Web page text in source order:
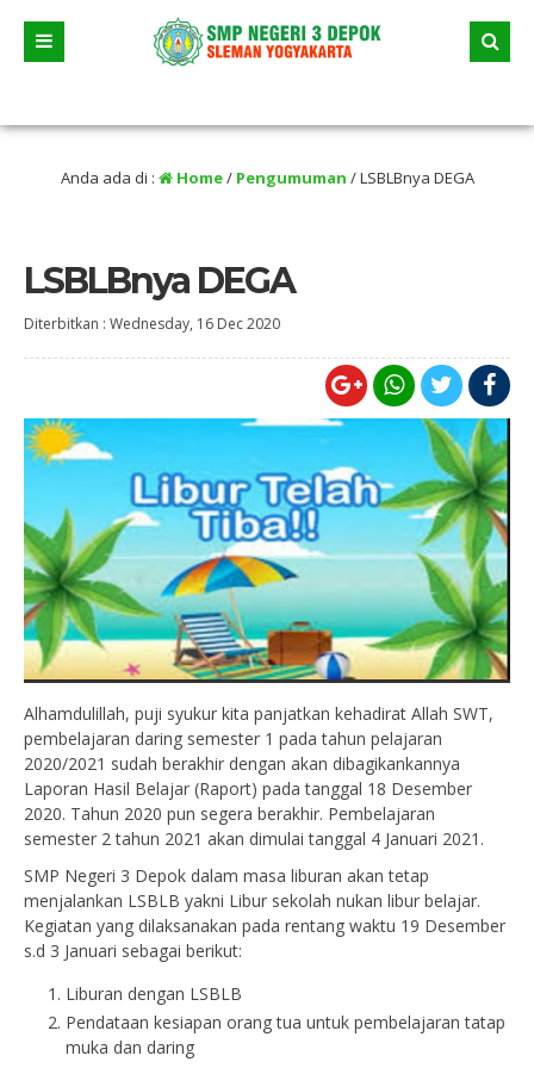
Anda ada di : Home/ Pengumuman /LSBLBnya DEGA
LSBLBnya DEGA
Diterbitkan : Wednesday, 16 Dec 2020
Alhamdulillah, puji syukur kita panjatkan kehadirat Allah SWT,
pembelajaran daring semester 1 pada tahun pelajaran
2020/2021 sudah berakhir dengan akan dibagikankannya
Laporan Hasil Belajar (Raport) pada tanggal 18 Desember
2020. Tahun 2020 pun segera berakhir. Pembelajaran
semester 2 tahun 2021 akan dimulai tanggal 4 Januari 2021.
SMP Negeri 3 Depok dalam masa liburan akan tetap
menjalankan LSBLB yakni Libur sekolah nukan libur belajar.
Kegiatan yang dilaksanakan pada rentang waktu 19 Desember
s.d 3 Januari sebagai berikut:
Liburan dengan LSBLB
Pendataan kesiapan orang tua untuk pembelajaran tatap
muka dan daring